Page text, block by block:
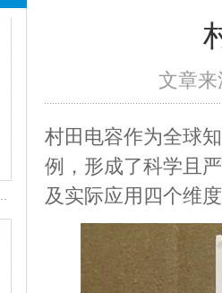
2KV 330PF 5%精度
文章
村田电容作为全球
例，形成了科学且
及实际应用四个维